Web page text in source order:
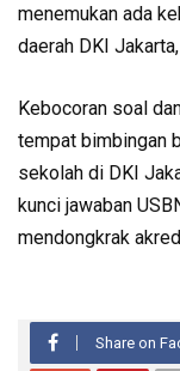
menemukan ada
daerah DKI
Kebocoran soal
tempat bimbingan
sekolah di DKI
kunci jawaban
mendongkrak
Share on